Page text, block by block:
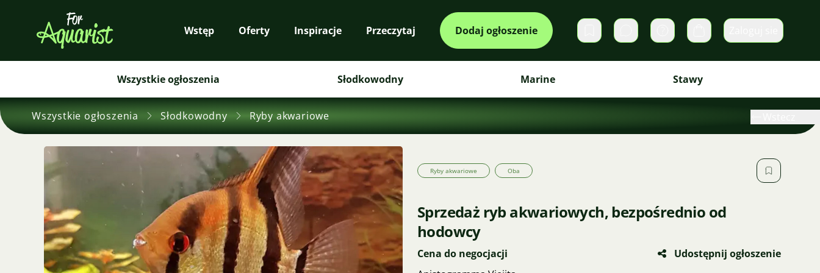
Wstęp Oferty Inspiracje Przeczytaj Dodaj ogłoszenie Prywatne wiadomości
Koszyk
Wszystkie ogłoszenia Słodkowodny Marine Stawy
Wszystkie ogłoszenia Słodkowodny Ryby akwariowe
Ryby akwariowe Oba
Sprzedaż ryb akwariowych, bezpośrednio od
hodowcy
Cena do negocjacji
Udostępnij ogłoszenie